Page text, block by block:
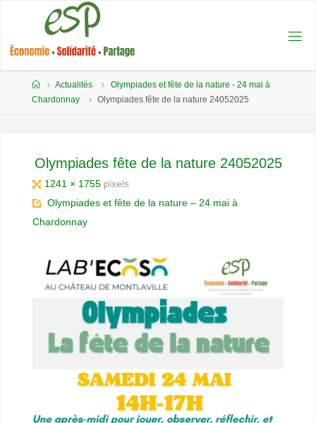
Actualités
Olympiades et fête de la nature - 24 mai à
Chardonnay
Olympiades fête de la nature 24052025
Olympiades fête de la nature 24052025
1241 × 1755 pixels
Olympiades et fête de la nature – 24 mai à
Chardonnay